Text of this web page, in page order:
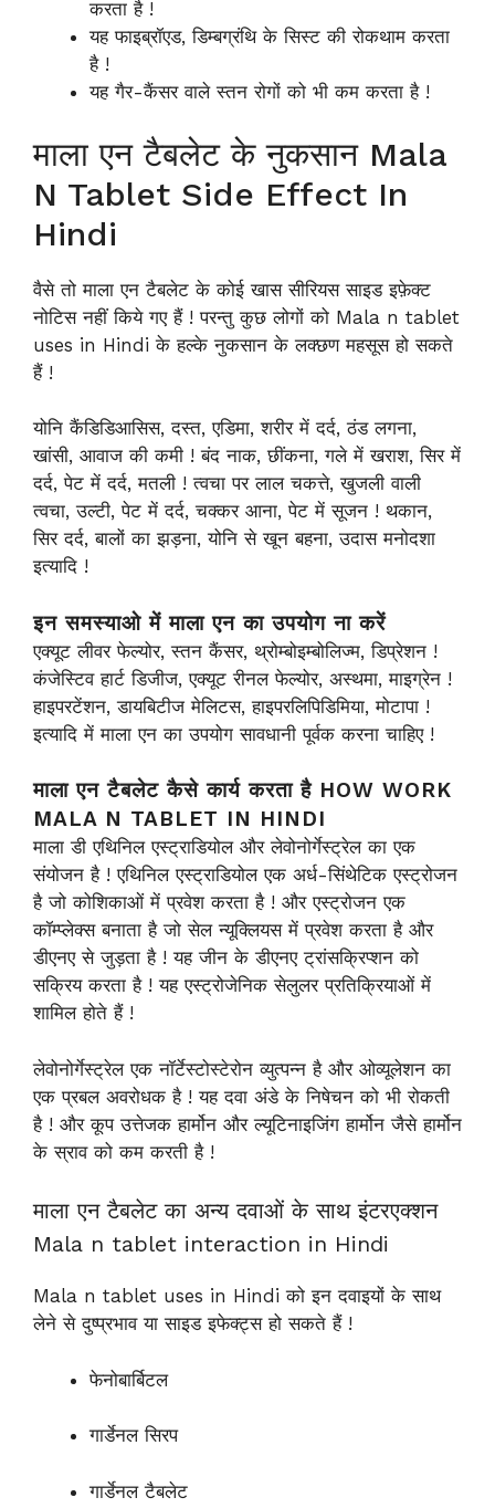
करता है !
यह फाइब्रॉएड, डिम्बग्रंथि के सिस्ट की रोकथाम करता
है !
यह गैर-कैंसर वाले स्तन रोगों को भी कम करता है !
माला एन टैबलेट के नुकसान Mala
N Tablet Side Effect In
Hindi
वैसे तो माला एन टैबलेट के कोई खास सीरियस साइड इफ़ेक्ट
नोटिस नहीं किये गए हैं ! परन्तु कुछ लोगों को Mala n tablet
uses in Hindi के हल्के नुकसान के लक्छण महसूस हो सकते
हैं !
योनि कैंडिडिआसिस, दस्त, एडिमा, शरीर में दर्द, ठंड लगना,
खांसी, आवाज की कमी ! बंद नाक, छींकना, गले में खराश, सिर में
दर्द, पेट में दर्द, मतली ! त्वचा पर लाल चकत्ते, खुजली वाली
त्वचा, उल्टी, पेट में दर्द, चक्कर आना, पेट में सूजन ! थकान,
सिर दर्द, बालों का झड़ना, योनि से खून बहना, उदास मनोदशा
इत्यादि !
इन समस्याओ में माला एन का उपयोग ना करें
एक्यूट लीवर फेल्योर, स्तन कैंसर, थ्रोम्बोइम्बोलिज्म, डिप्रेशन !
कंजेस्टिव हार्ट डिजीज, एक्यूट रीनल फेल्योर, अस्थमा, माइग्रेन !
हाइपरटेंशन, डायबिटीज मेलिटस, हाइपरलिपिडिमिया, मोटापा !
इत्यादि में माला एन का उपयोग सावधानी पूर्वक करना चाहिए !
माला एन टैबलेट कैसे कार्य करता है HOW WORK
MALA N TABLET IN HINDI
माला डी एथिनिल एस्ट्राडियोल और लेवोनोर्गेस्ट्रेल का एक
संयोजन है ! एथिनिल एस्ट्राडियोल एक अर्ध-सिंथेटिक एस्ट्रोजन
है जो कोशिकाओं में प्रवेश करता है ! और एस्ट्रोजन एक
कॉम्प्लेक्स बनाता है जो सेल न्यूक्लियस में प्रवेश करता है और
डीएनए से जुड़ता है ! यह जीन के डीएनए ट्रांसक्रिप्शन को
सक्रिय करता है ! यह एस्ट्रोजेनिक सेलुलर प्रतिक्रियाओं में
शामिल होते हैं !
लेवोनोर्गेस्ट्रेल एक नॉर्टेस्टोस्टेरोन व्युत्पन्न है और ओव्यूलेशन का
एक प्रबल अवरोधक है ! यह दवा अंडे के निषेचन को भी रोकती
है ! और कूप उत्तेजक हार्मोन और ल्यूटिनाइजिंग हार्मोन जैसे हार्मोन
के स्राव को कम करती है !
माला एन टैबलेट का अन्य दवाओं के साथ इंटरएक्शन
Mala n tablet interaction in Hindi
Mala n tablet uses in Hindi को इन दवाइयों के साथ
लेने से दुष्प्रभाव या साइड इफेक्ट्स हो सकते हैं !
फेनोबार्बिटल
गार्डेनल सिरप
गार्डेनल टैबलेट